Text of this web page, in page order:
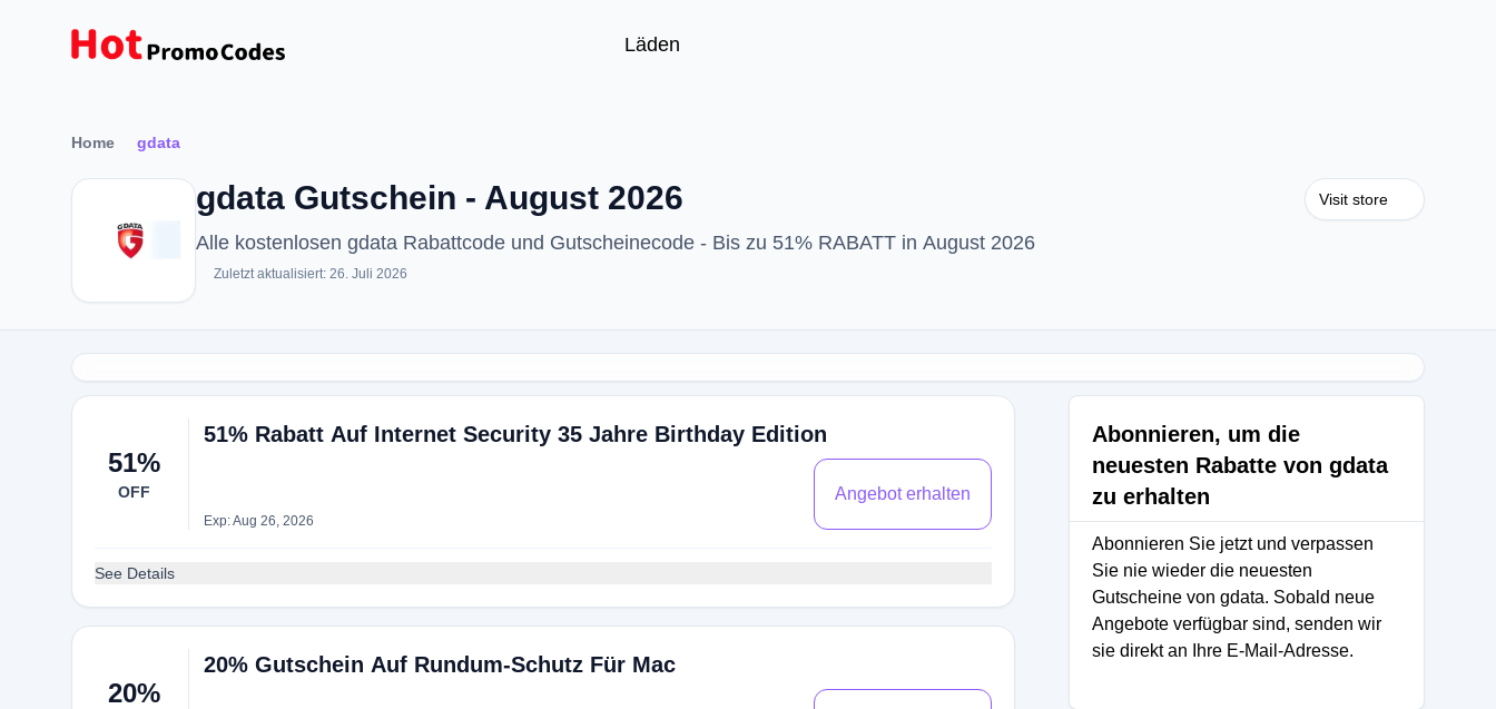
Läden
Home gdata
gdata Gutschein - August 2026
Alle kostenlosen gdata Rabattcode und Gutscheinecode - Bis zu 51% RABATT in August 2026
Zuletzt aktualisiert: 26. Juli 2026
Visit store
51%
OFF
51% Rabatt Auf Internet Security 35 Jahre Birthday Edition
Exp: Aug 26, 2026
Angebot erhalten
See Details
20%
20% Gutschein Auf Rundum-Schutz Für Mac
Abonnieren, um die
neuesten Rabatte von gdata
zu erhalten
Abonnieren Sie jetzt und verpassen
Sie nie wieder die neuesten
Gutscheine von gdata. Sobald neue
Angebote verfügbar sind, senden wir
sie direkt an Ihre E-Mail-Adresse.